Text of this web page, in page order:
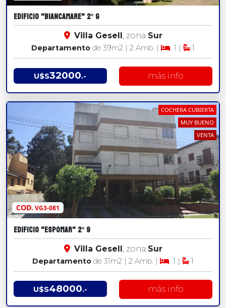
EDIFICIO "BIANCAMARE" 2º G
Villa Gesell , zona Sur
Departamento de 39m2 | 2 Amb. | 1 | 1
U$S32000.- más info
COD.VG3-081
COCHERA CUBIERTA
MUY BUENO
VENTA
EDIFICIO "ESPOMAR" 2º 9
Villa Gesell, zona Sur
Departamento de 31m2 | 2 Amb. | 1 | 1
U$S48000.- más info